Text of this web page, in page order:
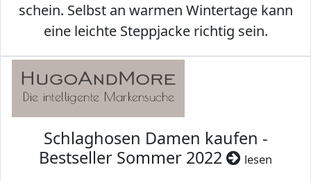
schein. Selbst an warmen Wintertage kann
eine leichte Steppjacke richtig sein.
Schlaghosen Damen kaufen -
Bestseller Sommer 2022
lesen